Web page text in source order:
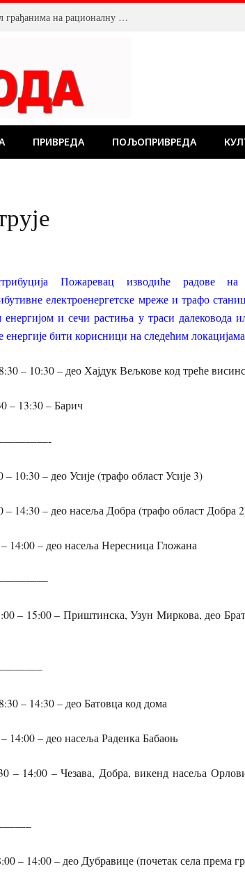
Смањен притисак воде у Пожаревцу. Апел грађанима на рационалну потрошњу
ПРИВРЕДА ПОЉОПРИВРЕДА
Пожаревац изводиће радове
електроенергетске мреже и трафо
енергијом и сечи растиња у траси далековода
енергије бити корисници на следећим
– 10:30 – део Хајдук Вељкове код треће
– 13:30 – Барич
10:30 – део Усије (трафо област Усије 3)
– 14:30 – део насеља Добра (трафо област Добра
14:00 – део насеља Нересница Гложана
– 15:00 – Приштинска, Узун Миркова, део
– 14:30 – део Батовца код дома
14:00 – део насеља Раденка Бабаоњ
– 14:00 – Чезава, Добра, викенд насеља
– 14:00 – део Дубравице (почетак села према